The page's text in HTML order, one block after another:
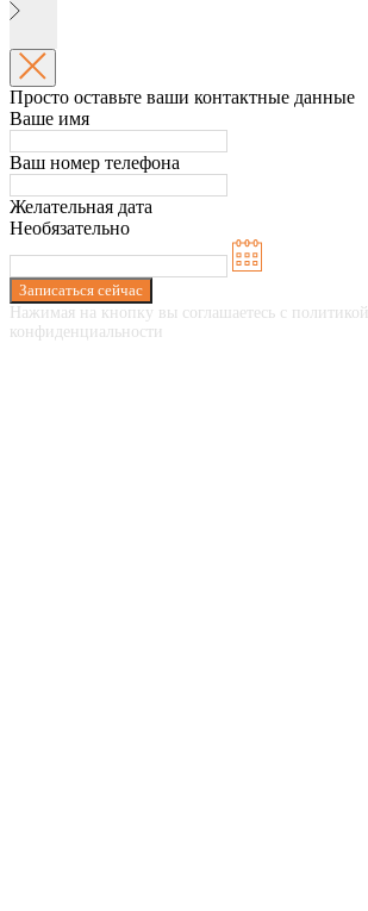
Просто оставьте ваши контактные данные
Ваше имя
Ваш номер телефона
Желательная дата
Необязательно
Записаться сейчас
Нажимая на кнопку вы соглашаетесь с политикой
конфиденциальности